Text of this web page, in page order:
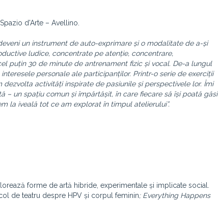
d'Arte – Avellino.
un instrument de auto-exprimare și o modalitate de a-și
ludice, concentrate pe atenție, concentrare,
puțin 30 de minute de antrenament fizic și vocal. De-a lungul
personale ale participanților. Printr-o serie de exerciții
activități inspirate de pasiunile și perspectivele lor. Îmi
un spațiu comun și împărtășit, în care fiecare să își poată găsi
la iveală tot ce am explorat în timpul atelierului”.
forme de artă hibride, experimentale și implicate social.
de teatru despre HPV și corpul feminin; Everything Happens